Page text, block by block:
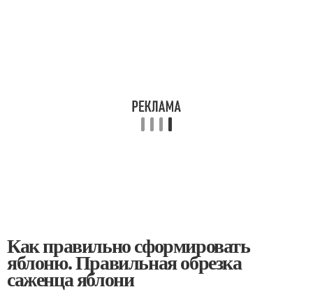
Как правильно сформировать
яблоню. Правильная обрезка
саженца яблони